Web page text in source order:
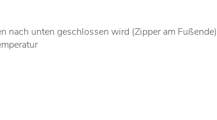
nach unten geschlossen wird (Zipper am Fußende)